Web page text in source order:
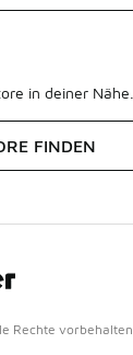
in deiner Nähe.
FINDEN
Rechte vorbehalten